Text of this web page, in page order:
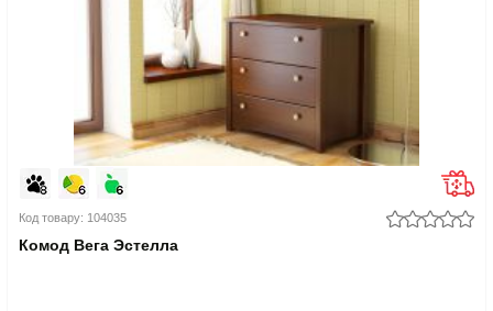
Код товару: 104035
Комод Вега Эстелла